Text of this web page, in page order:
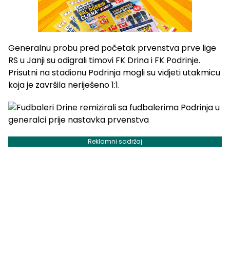
Generalnu probu pred početak prvenstva prve lige
RS u Janji su odigrali timovi FK Drina i FK Podrinje.
Prisutni na stadionu Podrinja mogli su vidjeti utakmicu
koja je završila neriješeno 1:1.
Reklamni sadržaj